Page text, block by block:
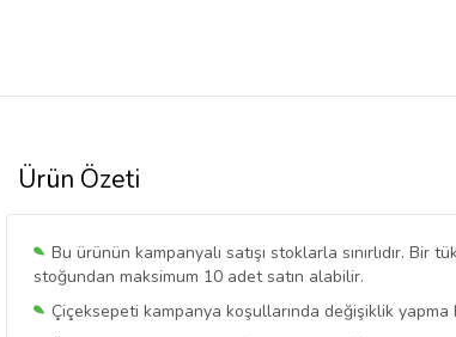
Ürün Özeti
Bu ürünün kampanyalı satışı stoklarla sınırlıdır. Bir
stoğundan maksimum 10 adet satın alabilir.
Çiçeksepeti kampanya koşullarında değişiklik yapma